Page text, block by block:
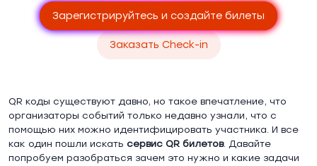
Зарегистрируйтесь и создайте билеты
Заказать Check-in
QR коды существуют давно, но такое впечатление, что
организаторы событий только недавно узнали, что с
помощью них можно идентифицировать участника. И все
как один пошли искать сервис QR билетов. Давайте
попробуем разобраться зачем это нужно и какие задачи